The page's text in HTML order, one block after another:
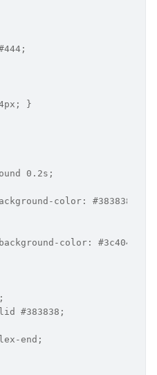
}
0.2s;
color: #383838; }
color: #3c4043; }
#383838;
end;